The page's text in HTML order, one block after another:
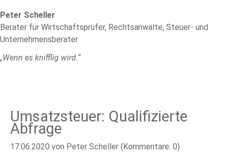
Peter Scheller
Berater für Wirtschaftsprüfer, Rechtsanwälte, Steuer- und
Unternehmensberater
„Wenn es knifflig wird.“
Umsatzsteuer: Qualifizierte
Abfrage
17.06.2020 von Peter Scheller (Kommentare: 0)